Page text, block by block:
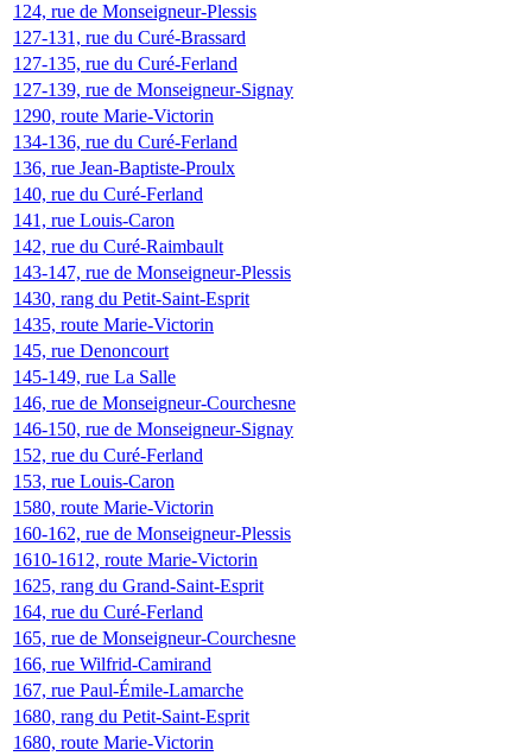
124, rue de Monseigneur-Plessis
127-131, rue du Curé-Brassard
127-135, rue du Curé-Ferland
127-139, rue de Monseigneur-Signay
1290, route Marie-Victorin
134-136, rue du Curé-Ferland
136, rue Jean-Baptiste-Proulx
140, rue du Curé-Ferland
141, rue Louis-Caron
142, rue du Curé-Raimbault
143-147, rue de Monseigneur-Plessis
1430, rang du Petit-Saint-Esprit
1435, route Marie-Victorin
145, rue Denoncourt
145-149, rue La Salle
146, rue de Monseigneur-Courchesne
146-150, rue de Monseigneur-Signay
152, rue du Curé-Ferland
153, rue Louis-Caron
1580, route Marie-Victorin
160-162, rue de Monseigneur-Plessis
1610-1612, route Marie-Victorin
1625, rang du Grand-Saint-Esprit
164, rue du Curé-Ferland
165, rue de Monseigneur-Courchesne
166, rue Wilfrid-Camirand
167, rue Paul-Émile-Lamarche
1680, rang du Petit-Saint-Esprit
1680, route Marie-Victorin